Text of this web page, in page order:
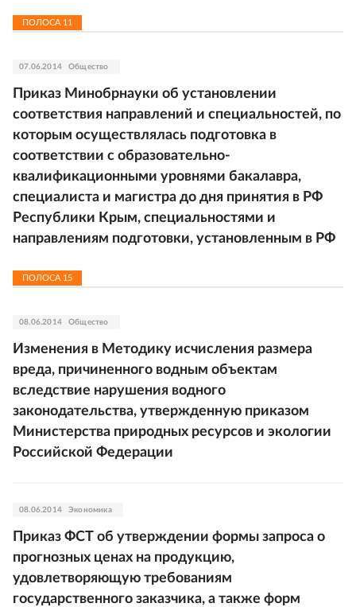
ПОЛОСА 11
07.06.2014 Общество
Приказ Минобрнауки об установлении
соответствия направлений и специальностей, по
которым осуществлялась подготовка в
соответствии с образовательно-
квалификационными уровнями бакалавра,
специалиста и магистра до дня принятия в РФ
Республики Крым, специальностями и
направлениям подготовки, установленным в РФ
ПОЛОСА 15
08.06.2014 Общество
Изменения в Методику исчисления размера
вреда, причиненного водным объектам
вследствие нарушения водного
законодательства, утвержденную приказом
Министерства природных ресурсов и экологии
Российской Федерации
08.06.2014 Экономика
Приказ ФСТ об утверждении формы запроса о
прогнозных ценах на продукцию,
удовлетворяющую требованиям
государственного заказчика, а также форм